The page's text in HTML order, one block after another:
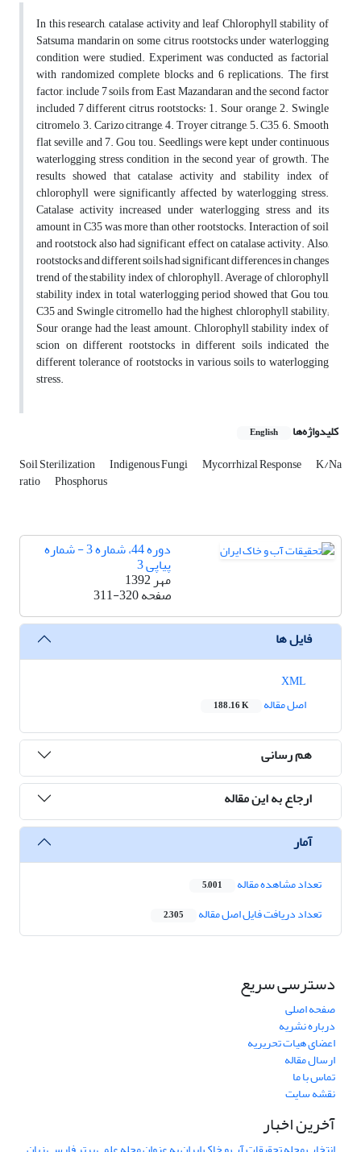
In this research, catalase activity and leaf Chlorophyll stability of
Satsuma mandarin on some citrus rootstocks under waterlogging
condition were studied. Experiment was conducted as factorial
with randomized complete blocks and 6 replications. The first
factor, include 7 soils from East Mazandaran and the second factor
included 7 different citrus rootstocks: 1. Sour orange, 2. Swingle
citromelo, 3. Carizo citrange, 4. Troyer citrange, 5. C35, 6. Smooth
flat seville and 7. Gou tou. Seedlings were kept under continuous
waterlogging stress condition in the second year of growth. The
results showed that catalase activity and stability index of
chlorophyll were significantly affected by waterlogging stress.
Catalase activity increased under waterlogging stress and its
amount in C35 was more than other rootstocks. Interaction of soil
and rootstock also had significant effect on catalase activity. Also,
rootstocks and different soils had significant differences in changes
trend of the stability index of chlorophyll. Average of chlorophyll
stability index in total waterlogging period showed that Gou tou,
C35 and Swingle citromello had the highest chlorophyll stability;
Sour orange had the least amount. Chlorophyll stability index of
scion on different rootstocks in different soils indicated the
different tolerance of rootstocks in various soils to waterlogging
stress.
کلیدواژه‌ها English
Soil Sterilization Indigenous Fungi Mycorrhizal Response K/Na
ratio Phosphorus
دوره 44، شماره 3 - شماره
پیاپی 3
مهر 1392
صفحه311-320
فایل ها
اصل مقاله
188.16 K
هم رسانی
ارجاع به این مقاله
آمار
تعداد مشاهده مقاله 5,001
تعداد دریافت فایل اصل مقاله 2,305
دسترسی سریع
صفحه اصلی
درباره نشریه
اعضای هیات تحریریه
ارسال مقاله
تماس با ما
نقشه سایت
آخرین اخبار